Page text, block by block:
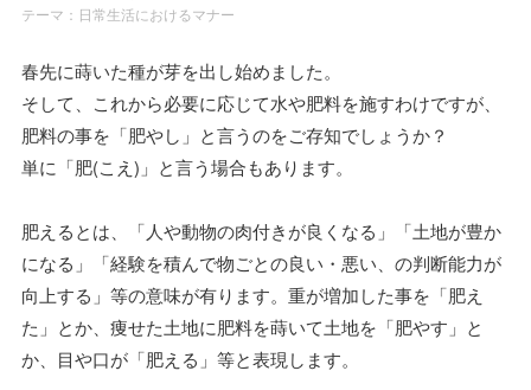
テーマ： 日常生活におけるマナー
春先に蒔いた種が芽を出し始めました。
そして、これから必要に応じて水や肥料を施すわけですが、
肥料の事を「肥やし」と言うのをご存知でしょうか？
単に「肥(こえ)」と言う場合もあります。
肥えるとは、「人や動物の肉付きが良くなる」「土地が豊か
になる」「経験を積んで物ごとの良い・悪い、の判断能力が
向上する」等の意味が有ります。重が増加した事を「肥え
た」とか、痩せた土地に肥料を蒔いて土地を「肥やす」と
か、目や口が「肥える」等と表現します。